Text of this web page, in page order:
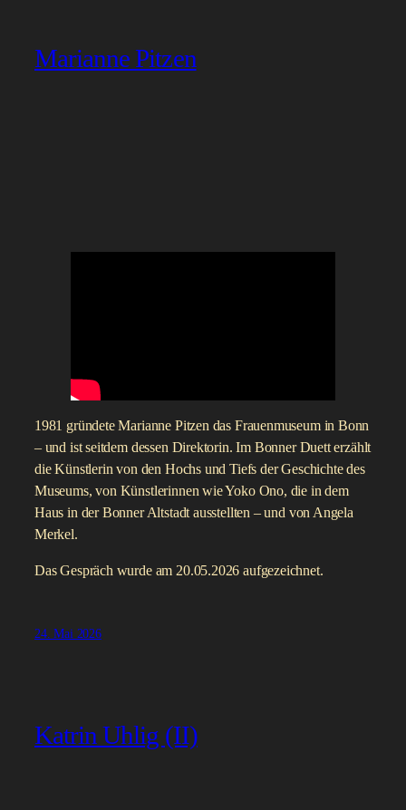
Marianne Pitzen
1981 gründete Marianne Pitzen das Frauenmuseum in Bonn
– und ist seitdem dessen Direktorin. Im Bonner Duett erzählt
die Künstlerin von den Hochs und Tiefs der Geschichte des
Museums, von Künstlerinnen wie Yoko Ono, die in dem
Haus in der Bonner Altstadt ausstellten – und von Angela
Merkel.
Das Gespräch wurde am 20.05.2026 aufgezeichnet.
24. Mai 2026
Katrin Uhlig (II)